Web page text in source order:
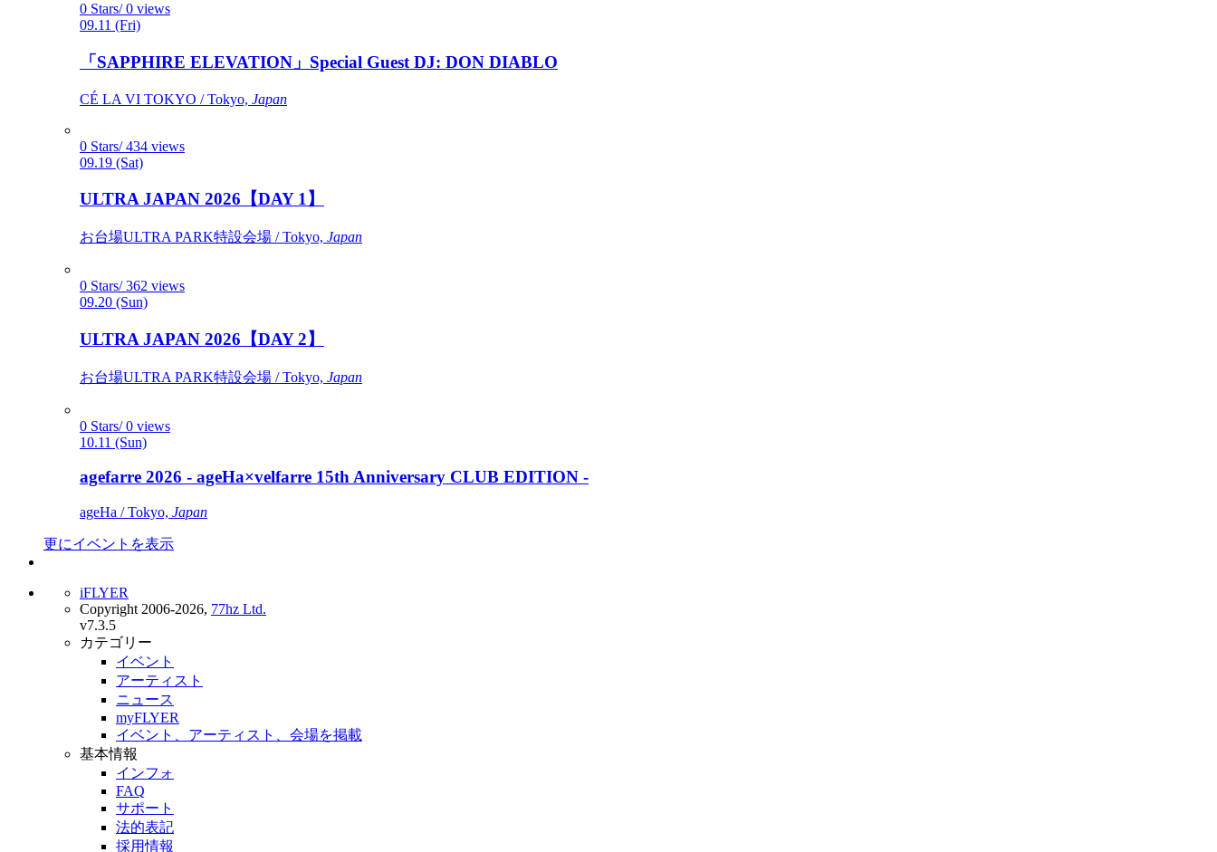
0 Stars/ 0 views
09.11 (Fri)
「SAPPHIRE ELEVATION」Special Guest DJ: DON DIABLO
CÉ LA VI TOKYO / Tokyo, Japan
0 Stars/ 434 views
09.19 (Sat)
ULTRA JAPAN 2026【DAY 1】
お台場ULTRA PARK特設会場 / Tokyo, Japan
0 Stars/ 362 views
09.20 (Sun)
ULTRA JAPAN 2026【DAY 2】
お台場ULTRA PARK特設会場 / Tokyo, Japan
0 Stars/ 0 views
10.11 (Sun)
agefarre 2026 - ageHa×velfarre 15th Anniversary CLUB EDITION -
ageHa / Tokyo, Japan
更にイベントを表示
iFLYER
Copyright 2006-2026, 77hz Ltd.
v7.3.5
カテゴリー
イベント
アーティスト
ニュース
myFLYER
イベント、アーティスト、会場を掲載
基本情報
インフォ
FAQ
サポート
法的表記
採用情報